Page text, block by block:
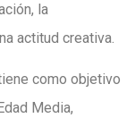
la
actitud creativa.
como objetivo
Media,